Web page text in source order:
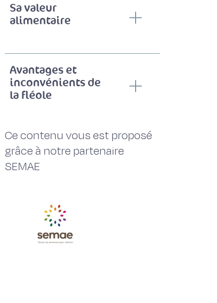
Sa valeur
alimentaire
Avantages et
inconvénients de
la fléole
Ce contenu vous est proposé
grâce à notre partenaire
SEMAE